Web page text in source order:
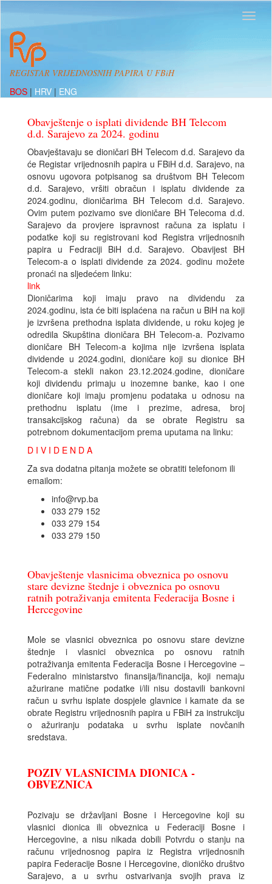
REGISTAR VRIJEDNOSNIH PAPIRA U FBiH
BOS | HRV | ENG
Obavještenje o isplati dividende BH Telecom
d.d. Sarajevo za 2024. godinu
Obavještavaju se dioničari BH Telecom d.d. Sarajevo da
će Registar vrijednosnih papira u FBiH d.d. Sarajevo, na
osnovu ugovora potpisanog sa društvom BH Telecom
d.d. Sarajevo, vršiti obračun i isplatu dividende za
2024.godinu, dioničarima BH Telecom d.d. Sarajevo.
Ovim putem pozivamo sve dioničare BH Telecoma d.d.
Sarajevo da provjere ispravnost računa za isplatu i
podatke koji su registrovani kod Registra vrijednosnih
papira u Fedraciji BiH d.d. Sarajevo. Obavijest BH
Telecom-a o isplati dividende za 2024. godinu možete
pronaći na sljedećem linku:
link
Dioničarima koji imaju pravo na dividendu za
2024.godinu, ista će biti isplaćena na račun u BiH na koji
je izvršena prethodna isplata dividende, u roku kojeg je
odredila Skupština dioničara BH Telecom-a. Pozivamo
dioničare BH Telecom-a kojima nije izvršena isplata
dividende u 2024.godini, dioničare koji su dionice BH
Telecom-a stekli nakon 23.12.2024.godine, dioničare
koji dividendu primaju u inozemne banke, kao i one
dioničare koji imaju promjenu podataka u odnosu na
prethodnu isplatu (ime i prezime, adresa, broj
transakcijskog računa) da se obrate Registru sa
potrebnom dokumentacijom prema uputama na linku:
D I V I D E N D A
Za sva dodatna pitanja možete se obratiti telefonom ili
emailom:
info@rvp.ba
033 279 152
033 279 154
033 279 150
Obavještenje vlasnicima obveznica po osnovu
stare devizne štednje i obveznica po osnovu
ratnih potraživanja emitenta Federacija Bosne i
Hercegovine
Mole se vlasnici obveznica po osnovu stare devizne
štednje i vlasnici obveznica po osnovu ratnih
potraživanja emitenta Federacija Bosne i Hercegovine –
Federalno ministarstvo finansija/financija, koji nemaju
ažurirane matične podatke i/ili nisu dostavili bankovni
račun u svrhu isplate dospjele glavnice i kamate da se
obrate Registru vrijednosnih papira u FBiH za instrukciju
o ažuriranju podataka u svrhu isplate novčanih
sredstava.
POZIV VLASNICIMA DIONICA -
OBVEZNICA
Pozivaju se državljani Bosne i Hercegovine koji su
vlasnici dionica ili obveznica u Federaciji Bosne i
Hercegovine, a nisu nikada dobili Potvrdu o stanju na
računu vrijednosnog papira iz Registra vrijednosnih
papira Federacije Bosne i Hercegovine, dioničko društvo
Sarajevo, a u svrhu ostvarivanja svojih prava iz